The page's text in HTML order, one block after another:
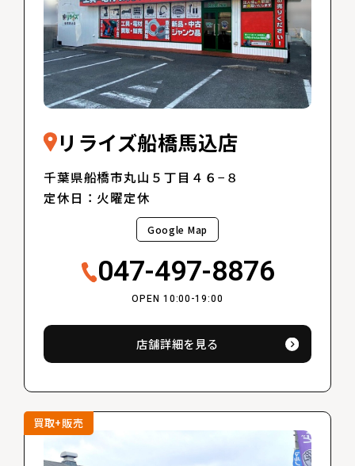
リライズ船橋馬込店
千葉県船橋市丸山５丁目４６−８
定休日：火曜定休
Google Map
047-497-8876
OPEN 10:00-19:00
店舗詳細を見る
買取+販売